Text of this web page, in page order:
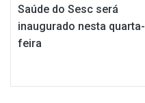
Saúde do Sesc será
inaugurado nesta quarta-
feira